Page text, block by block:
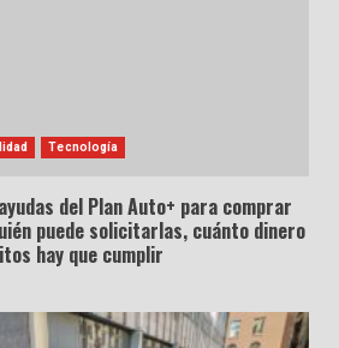
Tecnología
del Plan Auto+ para comprar
puede solicitarlas, cuánto dinero
hay que cumplir